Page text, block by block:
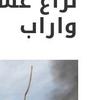
واراب